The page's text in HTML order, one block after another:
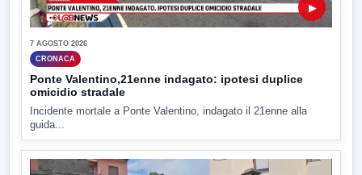
▶
7 AGOSTO 2026
CRONACA
Ponte Valentino,21enne indagato: ipotesi duplice
omicidio stradale
Incidente mortale a Ponte Valentino, indagato il 21enne alla
guida...